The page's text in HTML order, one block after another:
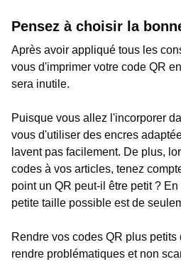
Pensez à choisir la
Après avoir appliqué tous les
vous d'imprimer votre code QR
sera inutile.
Puisque vous allez l'incorporer
vous d'utiliser des encres
lavent pas facilement. De plus,
codes à vos articles, tenez
point un QR peut-il être petit ?
petite taille possible est de
Rendre vos codes QR plus
rendre problématiques et non